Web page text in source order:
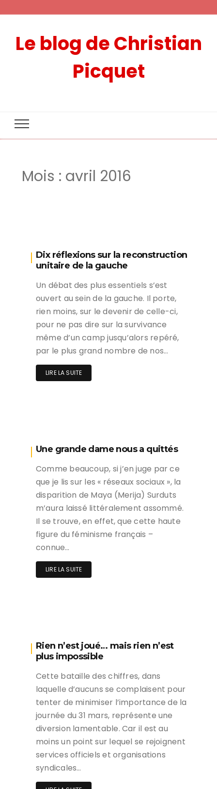
Le blog de Christian
Picquet
Mois : avril 2016
Dix réflexions sur la reconstruction
unitaire de la gauche
Un débat des plus essentiels s’est
ouvert au sein de la gauche. Il porte,
rien moins, sur le devenir de celle-ci,
pour ne pas dire sur la survivance
même d’un camp jusqu’alors repéré,
par le plus grand nombre de nos…
LIRE LA SUITE
Une grande dame nous a quittés
Comme beaucoup, si j’en juge par ce
que je lis sur les « réseaux sociaux », la
disparition de Maya (Merija) Surduts
m’aura laissé littéralement assommé.
Il se trouve, en effet, que cette haute
figure du féminisme français –
connue…
LIRE LA SUITE
Rien n’est joué… mais rien n’est
plus impossible
Cette bataille des chiffres, dans
laquelle d’aucuns se complaisent pour
tenter de minimiser l’importance de la
journée du 31 mars, représente une
diversion lamentable. Car il est au
moins un point sur lequel se rejoignent
services officiels et organisations
syndicales…